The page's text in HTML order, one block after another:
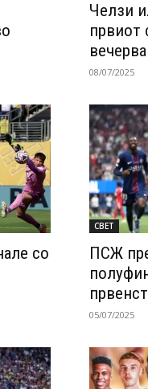
Челзи
првиот
вечерва
08/07/2025
со
СВЕТ
ПСЖ
05/07/2025